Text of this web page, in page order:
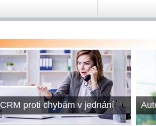
CRM proti chybám v jednání